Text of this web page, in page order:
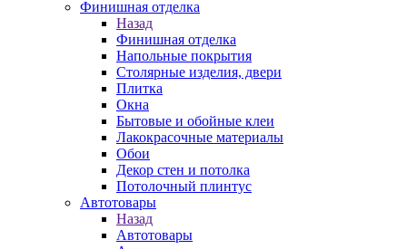
Финишная отделка
Назад
Финишная отделка
Напольные покрытия
Столярные изделия, двери
Плитка
Окна
Бытовые и обойные клеи
Лакокрасочные материалы
Обои
Декор стен и потолка
Потолочный плинтус
Автотовары
Назад
Автотовары